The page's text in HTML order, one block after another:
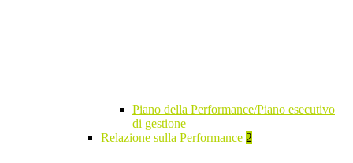
Piano della Performance/Piano esecutivo
di gestione
Relazione sulla Performance 2